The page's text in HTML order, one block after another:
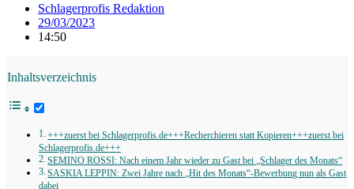
Schlagerprofis Redaktion
29/03/2023
14:50
Inhaltsverzeichnis
+++zuerst bei Schlagerprofis.de+++Recherchieren statt Kopieren+++zuerst bei
Schlagerprofis.de+++
SEMINO ROSSI: Nach einem Jahr wieder zu Gast bei „Schlager des Monats“
SASKIA LEPPIN: Zwei Jahre nach „Hit des Monats“-Bewerbung nun als Gast
dabei